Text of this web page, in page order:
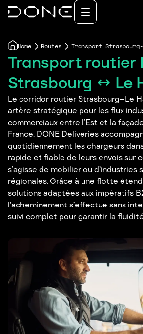
Home Routes Transport
Transport routier
Strasbourg ↔ Le
Le corridor routier Strasbourg–Le
artère stratégique pour les flux
commerciaux entre l’Est et la
France. DONE Deliveries
quotidiennement les chargeurs
rapide et fiable de leurs envois sur
s’agisse de mobilier ou d’industries
régionales. Grâce à une flotte
solutions adaptées aux impératifs
l’acheminement s’effectue sans
suivi complet pour garantir la